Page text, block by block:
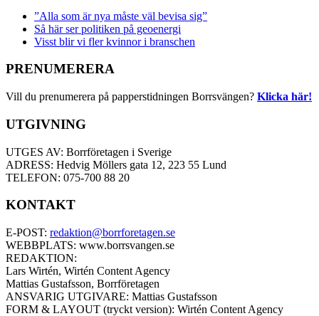
”Alla som är nya måste väl bevisa sig”
Så här ser politiken på geoenergi
Visst blir vi fler kvinnor i branschen
PRENUMERERA
Vill du prenumerera på papperstidningen Borrsvängen? Klicka här!
UTGIVNING
UTGES AV: Borrföretagen i Sverige
ADRESS: Hedvig Möllers gata 12, 223 55 Lund
TELEFON: 075-700 88 20
KONTAKT
E-POST: redaktion@borrforetagen.se
WEBBPLATS: www.borrsvangen.se
REDAKTION:
Lars Wirtén, Wirtén Content Agency
Mattias Gustafsson, Borrföretagen
ANSVARIG UTGIVARE: Mattias Gustafsson
FORM & LAYOUT (tryckt version): Wirtén Content Agency